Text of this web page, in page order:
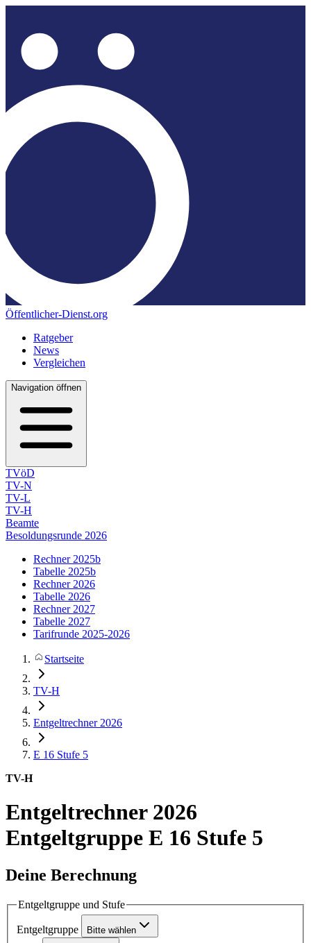
Öffentlicher-Dienst.org
Ratgeber
News
Vergleichen
Navigation öffnen
TVöD
TV-N
TV-L
TV-H
Beamte
Besoldungsrunde 2026
Rechner 2025b
Tabelle 2025b
Rechner 2026
Tabelle 2026
Rechner 2027
Tabelle 2027
Tarifrunde 2025-2026
Startseite
TV-H
Entgeltrechner 2026
E 16 Stufe 5
TV-H
Entgeltrechner 2026
Entgeltgruppe E 16 Stufe 5
Deine Berechnung
Entgeltgruppe und Stufe
Entgeltgruppe Bitte wählen